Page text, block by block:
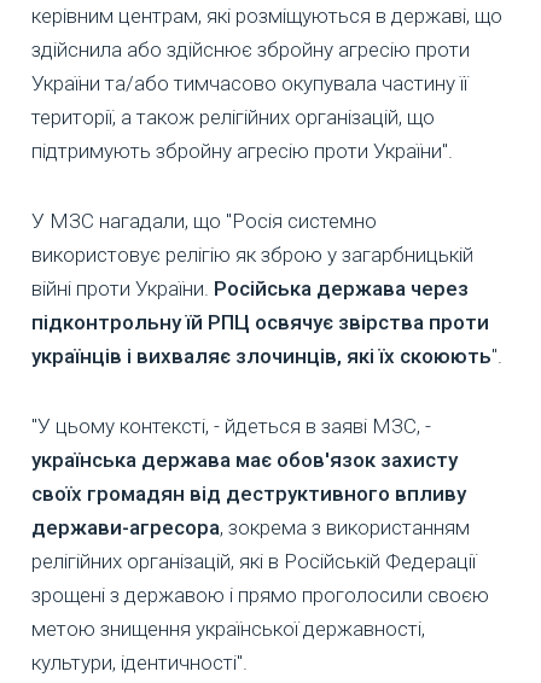
керівним центрам, які розміщуються в державі, що
здійснила або здійснює збройну агресію проти
України та/або тимчасово окупувала частину її
території, а також релігійних організацій, що
підтримують збройну агресію проти України".
У МЗС нагадали, що "Росія системно
використовує релігію як зброю у загарбницькій
війні проти України. Російська держава через
підконтрольну їй РПЦ освячує звірства проти
українців і вихваляє злочинців, які їх скоюють".
"У цьому контексті, - йдеться в заяві МЗС, -
українська держава має обов'язок захисту
своїх громадян від деструктивного впливу
держави-агресора, зокрема з використанням
релігійних організацій, які в Російській Федерації
зрощені з державою і прямо проголосили своєю
метою знищення української державності,
культури, ідентичності".